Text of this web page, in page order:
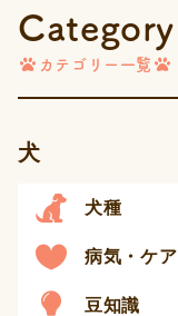
Category
カテゴリー一覧
犬
犬種
病気・ケア
豆知識